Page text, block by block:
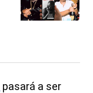
pasará a ser